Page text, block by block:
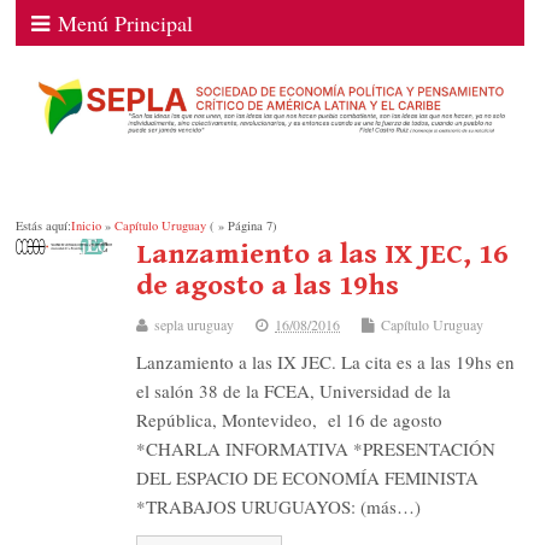
Menú Principal
Estás aquí:Inicio »Capítulo Uruguay ( » Página 7)
Lanzamiento a las IX JEC, 16
de agosto a las 19hs
sepla uruguay 16/08/2016 Capítulo Uruguay
Lanzamiento a las IX JEC. La cita es a las 19hs en
el salón 38 de la FCEA, Universidad de la
República, Montevideo, el 16 de agosto
*CHARLA INFORMATIVA *PRESENTACIÓN
DEL ESPACIO DE ECONOMÍA FEMINISTA
*TRABAJOS URUGUAYOS: (más…)